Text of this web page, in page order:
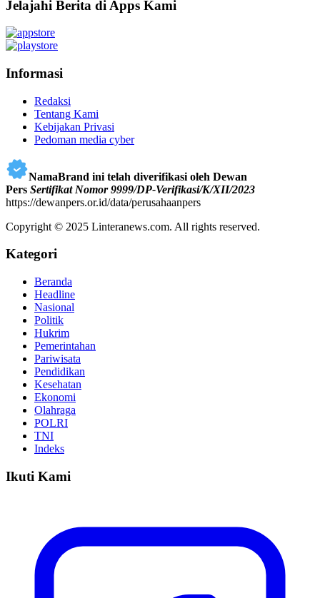
Jelajahi Berita di Apps Kami
Informasi
Redaksi
Tentang Kami
Kebijakan Privasi
Pedoman media cyber
NamaBrand ini telah diverifikasi oleh Dewan
Pers Sertifikat Nomor 9999/DP-Verifikasi/K/XII/2023
https://dewanpers.or.id/data/perusahaanpers
Copyright © 2025 Linteranews.com. All rights reserved.
Kategori
Beranda
Headline
Nasional
Politik
Hukrim
Pemerintahan
Pariwisata
Pendidikan
Kesehatan
Ekonomi
Olahraga
POLRI
TNI
Indeks
Ikuti Kami